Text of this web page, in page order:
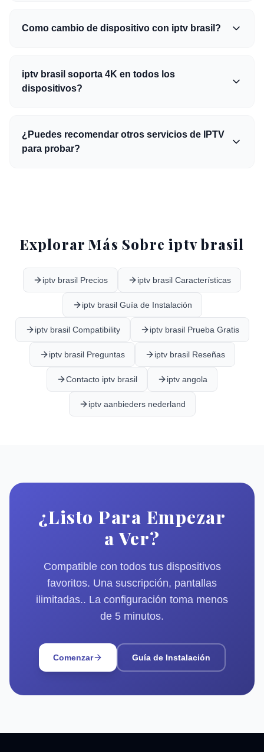
Como cambio de dispositivo con iptv brasil?
iptv brasil soporta 4K en todos los
dispositivos?
¿Puedes recomendar otros servicios de IPTV
para probar?
Explorar Más Sobre iptv brasil
iptv brasil Precios iptv brasil Características
iptv brasil Guía de Instalación
iptv brasil Compatibility iptv brasil Prueba Gratis
iptv brasil Preguntas iptv brasil Reseñas
Contacto iptv brasil iptv angola
iptv aanbieders nederland
¿Listo Para Empezar
a Ver?
Compatible con todos tus dispositivos
favoritos. Una suscripción, pantallas
ilimitadas.. La configuración toma menos
de 5 minutos.
Comenzar Guía de Instalación